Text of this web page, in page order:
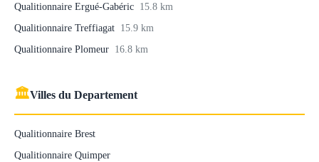
Qualitionnaire Ergué-Gabéric 15.8 km
Qualitionnaire Treffiagat 15.9 km
Qualitionnaire Plomeur 16.8 km
🏛Villes du Departement
Qualitionnaire Brest
Qualitionnaire Quimper